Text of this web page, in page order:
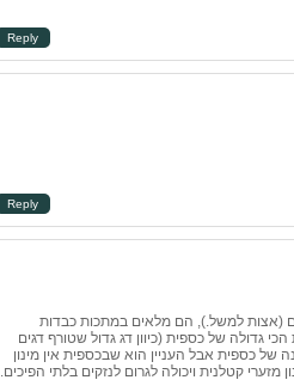
Reply
Reply
(אצות למשל.), הם מלאים במתכות כבדות
גדולה של כספית (כיוון דג גדול שטורף דגים
של כספית אבל העניין הוא שבכספית אין מינון
קטלנית ויכולה לגרום לנזקים בלתי הפיכים.